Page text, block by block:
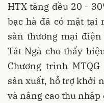
HTX tăng đều 20 -
bạc hà đã có mặt tại
sàn thương mại
Tát Ngà cho thấy
Chương trình
sản xuất, hỗ trợ khởi
và nâng cao thu